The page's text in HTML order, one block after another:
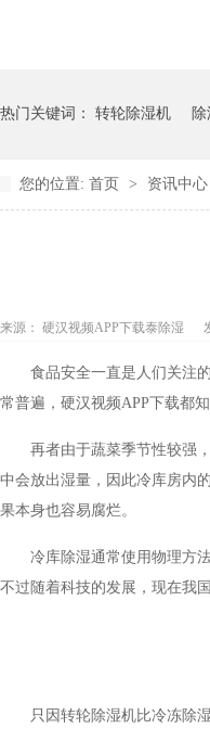
热门关键词： 转轮除湿机
您的位置: 首页 > 资讯中心
来源： 硬汉视频APP下载泰除湿
食品安全一直是人们关注的
常普遍，硬汉视频APP下载都
再者由于蔬菜季节性较强
中会放出湿量，因此冷库房内
果本身也容易腐烂。
冷库除湿通常使用物理方法
不过随着科技的发展，现在
只因转轮除湿机比冷冻除湿